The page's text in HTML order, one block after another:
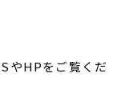
やHPをご覧くだ